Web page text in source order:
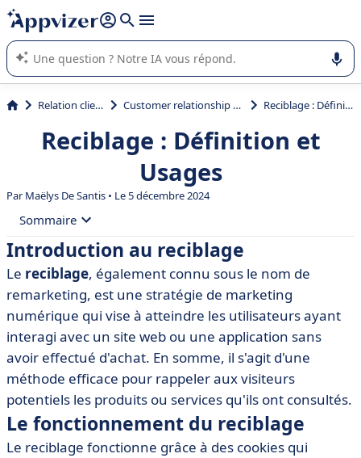
répondre (plusieurs lignes avec
L'IA de Appvizer vous guide dans l'utilisation ou la sélection de
logiciel SaaS en entreprise.
Relation client et vente Customer relationship management (CRM) Reciblage : Définition et Usages
Reciblage : Définition et
Usages
ParMaëlys De Santis • Le 5 décembre 2024
Sommaire
• Introduction au reciblage
• Le fonctionnement du reciblage
• Les types de reciblage
• Avantages du reciblage
• Outils et logiciels recommandés pour le reciblage
• Exemples de campagnes de reciblage réussies
• Meilleures pratiques pour le reciblage
Introduction au reciblage
Le reciblage, également connu sous le nom de
remarketing, est une stratégie de marketing
numérique qui vise à atteindre les utilisateurs ayant
interagi avec un site web ou une application sans
avoir effectué d'achat. En somme, il s'agit d'une
méthode efficace pour rappeler aux visiteurs
potentiels les produits ou services qu'ils ont consultés.
Le fonctionnement du reciblage
Le reciblage fonctionne grâce à des cookies qui